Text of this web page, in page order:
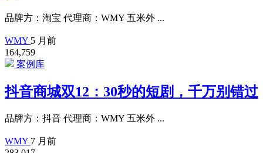
品牌方：淘宝 代理商：WMY 五米外 ...
WMY 5 月前
164,759
案例库
抖音商城双12：30秒的短剧，千万别错过
品牌方：抖音 代理商：WMY 五米外 ...
WMY 7 月前